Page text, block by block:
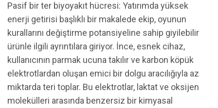
Pasif bir ter biyoyakıt hücresi: Yatırımda yüksek
enerji getirisi başlıklı bir makalede ekip, oyunun
kurallarını değiştirme potansiyeline sahip giyilebilir
ürünle ilgili ayrıntılara giriyor. İnce, esnek cihaz,
kullanıcının parmak ucuna takılır ve karbon köpük
elektrotlardan oluşan emici bir dolgu aracılığıyla az
miktarda teri toplar. Bu elektrotlar, laktat ve oksijen
molekülleri arasında benzersiz bir kimyasal